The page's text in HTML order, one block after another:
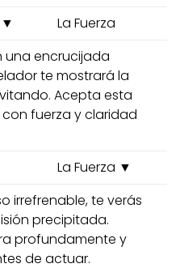
▼
La Fuerza
una encrucijada
te mostrará la
Acepta esta
fuerza y claridad
La Fuerza ▼
irrefrenable, te verás
precipitada.
profundamente y
de actuar.